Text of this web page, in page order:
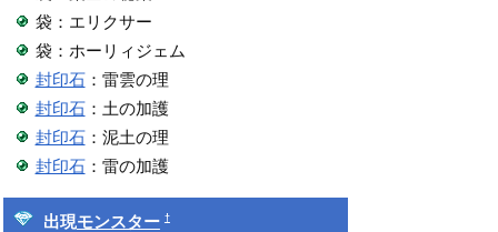
袋：エリクサー
袋：ホーリィジェム
封印石：雷雲の理
封印石：土の加護
封印石：泥土の理
封印石：雷の加護
出現モンスター †